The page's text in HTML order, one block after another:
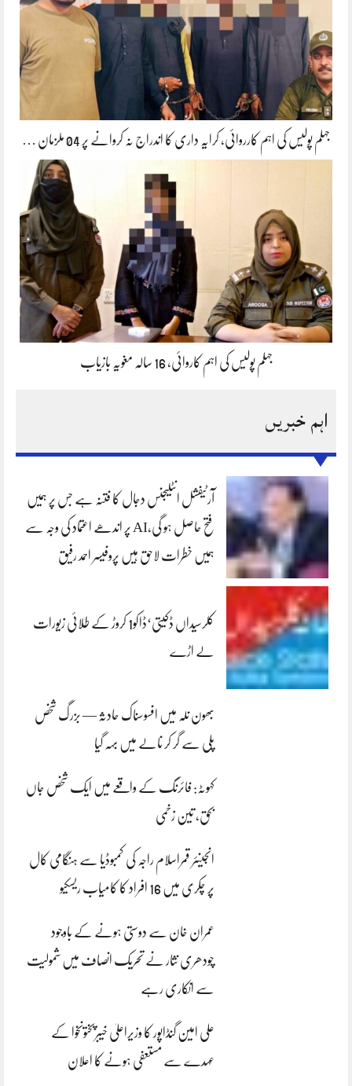
جہلم پولیس کی اہم کارروائی، کرایہ داری کا اندراج نہ کروانے پر 04 ملزمان …
جہلم پولیس کی اہم کاروائی، 16 سالہ مغویہ بازیاب
اہم خبریں
آرٹیفشل انٹلیجنس دجال کا فتنہ ہے جس پر ہمیں
فتح حاصل ہو گی،AI پر اندھے اعتماد کی وجہ سے
ہمیں خطرات لاحق ہیں پروفیسر احمد رفیق
کلرسیداں ڈکیتی‘ڈاکو1 کروڑ کے طلائی زیورات
لے اڑے
بھون نلہ میں افسوسناک حادثہ — بزرگ شخص
پلی سے گر کر نالے میں بہہ گیا
کہوٹہ: فائرنگ کے واقعے میں ایک شخص جاں
بحق، تین زخمی
انجینئر قمراسلام راجہ کی کمبوڈیا سے ہنگامی کال
پر چکری میں 16 افراد کا کامیاب ریسکیو
عمران خان سے دوستی ہونے کے باوجود
چودھری نثار نے تحریک انصاف میں شمولیت
سے انکاری رہے
علی امین گنڈاپور کا وزیراعلیٰ خیبرپختونخوا کے
عہدے سے مستعفی ہونے کا اعلان